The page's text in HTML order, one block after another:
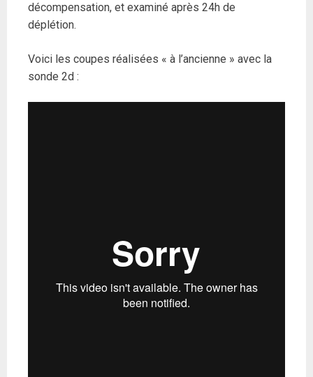
décompensation, et examiné après 24h de
déplétion.
Voici les coupes réalisées « à l’ancienne » avec la
sonde 2d :